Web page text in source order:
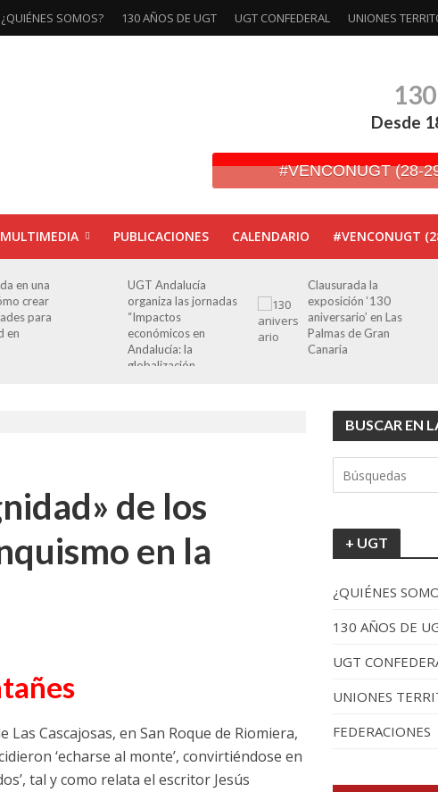
¿QUIÉNES SOMOS? 130 AÑOS DE UGT UGT CONFEDERAL UNIONES
Desde
#VENCONUGT (28-
MULTIMEDIA PUBLICACIONES CALENDARIO #VENCONUGT
en una
crear
para
en
UGT Andalucía
organiza las jornadas
“Impactos
económicos en
Andalucía: la
globalización
Clausurada la
exposición ‘130
aniversario’ en Las
Palmas de Gran
Canaria
de los
en la
Cascajosas, en San Roque de Riomiera,
‘echarse al monte’, convirtiéndose en
tal y como relata el escritor Jesús
BUSCAR EN
+ UGT
¿QUIÉNES
130 AÑOS DE
UGT
UNIONES
FEDERACIONES